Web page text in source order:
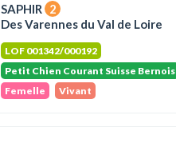
SAPHIR 2
Des Varennes du Val de Loire
LOF 001342/000192
Petit Chien Courant Suisse Bernois
Femelle
Vivant